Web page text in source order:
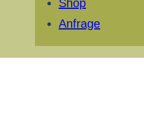
Shop
Anfrage